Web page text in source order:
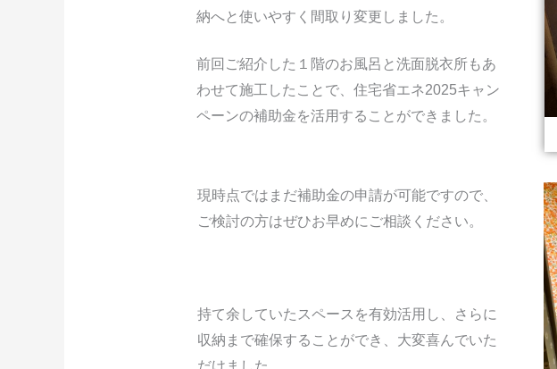
納へと使いやすく間取り変更 しました。
前回ご紹介した１階のお風呂と洗面脱衣所もあ
わせて施工したことで、住宅省エネ2025キャン
ペーンの補助金を活用することができました。
現時点ではまだ補助金の申請が可能ですので、
ご検討の方はぜひお早めにご相談ください。
持て余していたスペースを有効活用し、さらに
収納まで確保することができ、大変喜んでいた